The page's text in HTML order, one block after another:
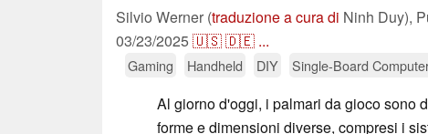
Silvio Werner (traduzione a cura di Ninh Duy),
03/23/2025🇺🇸🇩🇪 ...
Gaming Handheld DIY Single-Board
Al giorno d'oggi, i palmari da gioco sono
forme e dimensioni diverse, compresi i